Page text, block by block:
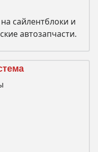
сайлентблоки и
автозапчасти.